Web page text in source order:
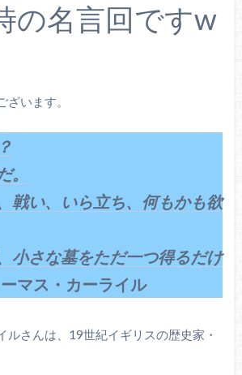
の名言回ですw
ざいます。
。
戦い、いら立ち、何もかも欲
小さな墓をただ一つ得るだけ
マス・カーライル
ルさんは、19世紀イギリスの歴史家・